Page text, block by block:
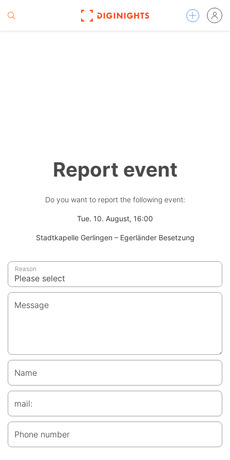
Report event
Do you want to report the following event:
Tue. 10. August, 16:00
Stadtkapelle Gerlingen – Egerländer Besetzung
Reason
Message
Name
mail:
Phone number